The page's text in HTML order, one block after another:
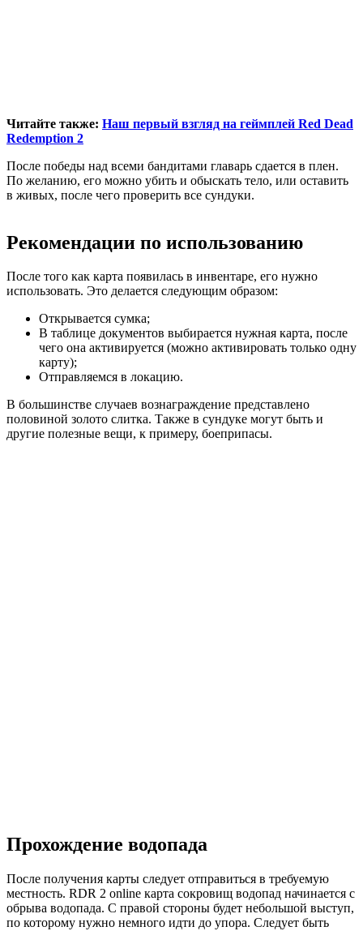
Читайте также: Наш первый взгляд на геймплей Red Dead
Redemption 2
После победы над всеми бандитами главарь сдается в плен.
По желанию, его можно убить и обыскать тело, или оставить
в живых, после чего проверить все сундуки.
Рекомендации по использованию
После того как карта появилась в инвентаре, его нужно
использовать. Это делается следующим образом:
Открывается сумка;
В таблице документов выбирается нужная карта, после
чего она активируется (можно активировать только одну
карту);
Отправляемся в локацию.
В большинстве случаев вознаграждение представлено
половиной золото слитка. Также в сундуке могут быть и
другие полезные вещи, к примеру, боеприпасы.
Прохождение водопада
После получения карты следует отправиться в требуемую
местность. RDR 2 online карта сокровищ водопад начинается с
обрыва водопада. С правой стороны будет небольшой выступ,
по которому нужно немного идти до упора. Следует быть